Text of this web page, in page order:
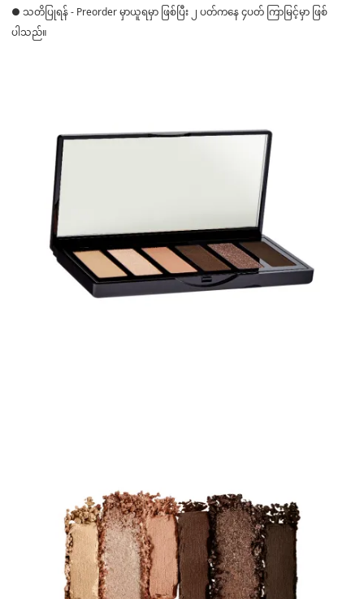
● သတိပြုရန် - Preorder မှာယူရမှာ ဖြစ်ပြီး ၂ ပတ်ကနေ ၄ပတ် ကြာမြင့်မှာ ဖြစ်
ပါသည်။